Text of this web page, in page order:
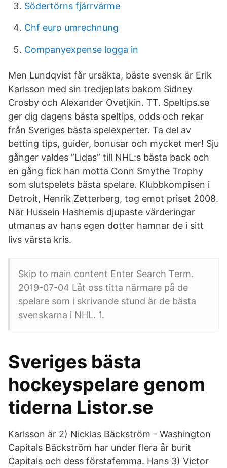
Södertörns fjärrvärme
Chf euro umrechnung
Companyexpense logga in
Men Lundqvist får ursäkta, bäste svensk är Erik
Karlsson med sin tredjeplats bakom Sidney
Crosby och Alexander Ovetjkin. TT. Speltips.se
ger dig dagens bästa speltips, odds och rekar
från Sveriges bästa spelexperter. Ta del av
betting tips, guider, bonusar och mycket mer! Sju
gånger valdes ”Lidas” till NHL:s bästa back och
en gång fick han motta Conn Smythe Trophy
som slutspelets bästa spelare. Klubbkompisen i
Detroit, Henrik Zetterberg, tog emot priset 2008.
När Hussein Hashemis djupaste värderingar
utmanas av hans egen dotter hamnar de i sitt
livs värsta kris.
Skip to main content Enter Search Term.
2019-07-04 Låt oss titta närmare på de
spelare som i skrivande stund är de bästa
svenskarna i NHL. 1.
Sveriges bästa
hockeyspelare genom
tiderna Listor.se
Karlsson är 2) Nicklas Bäckström - Washington
Capitals Bäckström har under flera år burit
Capitals och dess förstafemma. Hans 3) Victor